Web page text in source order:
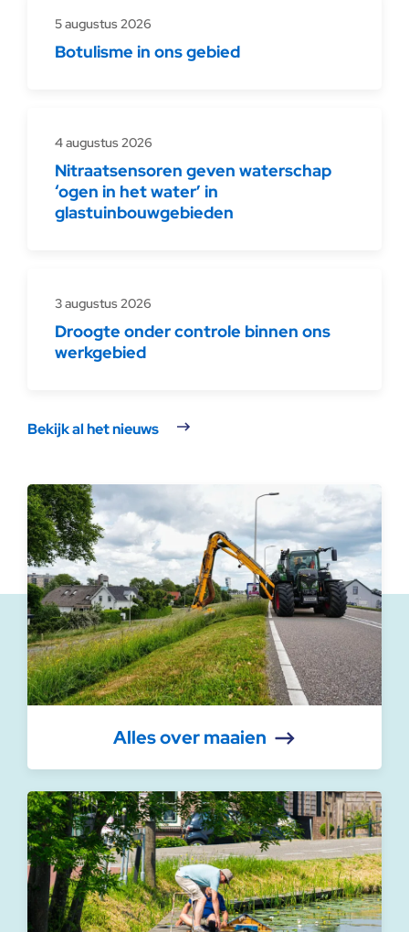
Botulisme in ons gebied
5 augustus 2026
Nitraatsensoren geven waterschap
‘ogen in het water’ in
glastuinbouwgebieden
4 augustus 2026
Droogte onder controle binnen ons
werkgebied
3 augustus 2026
Bekijk al het nieuws
Alles over maaien